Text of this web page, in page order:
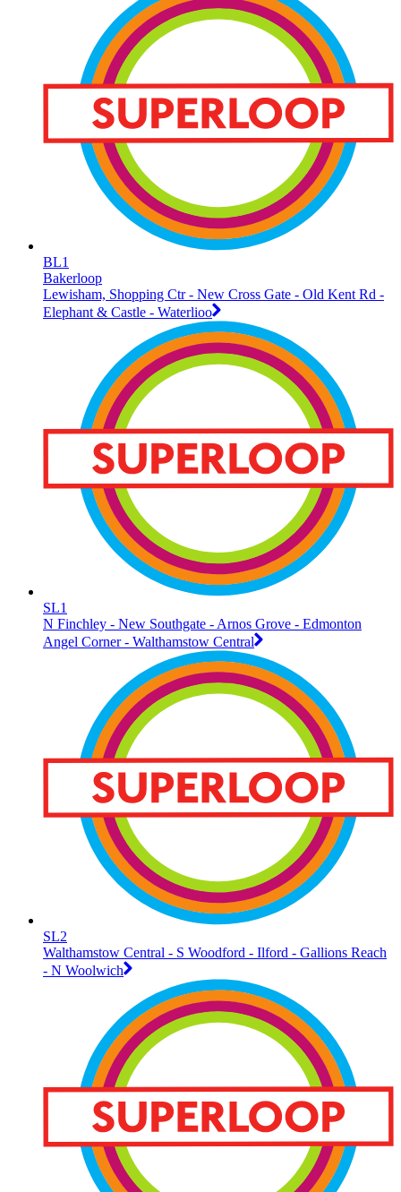
BL1
Bakerloop
Lewisham, Shopping Ctr - New Cross Gate - Old Kent Rd -
Elephant & Castle - Waterlioo
SL1
N Finchley - New Southgate - Arnos Grove - Edmonton
Angel Corner - Walthamstow Central
SL2
Walthamstow Central - S Woodford - Ilford - Gallions Reach
- N Woolwich